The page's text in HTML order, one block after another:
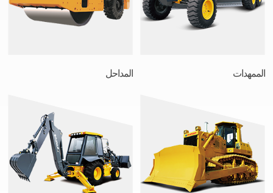
الممهدات المداحل